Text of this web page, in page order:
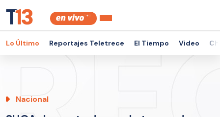
Lo Último Reportajes Teletrece El Tiempo Video
Nacional